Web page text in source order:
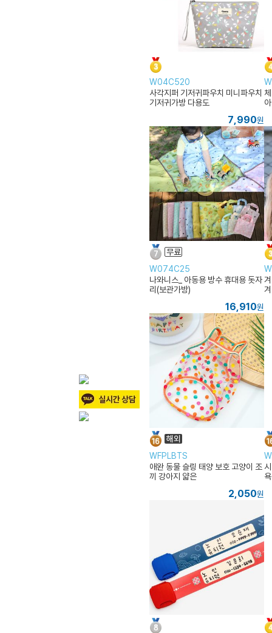
W04C520
사각지퍼 기저귀파우치 미니파우치
기저귀가방 다용도
7,990원
W074C25
나와니스_ 아동용 방수 휴대용 돗자
리(보관가방)
16,910원
WFPLBTS
애완 동물 슬링 태양 보호 고양이 조
끼 강아지 얇은
2,050원